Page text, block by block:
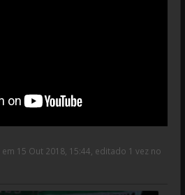
em 15 Out 2018, 15:44, editado 1 vez no